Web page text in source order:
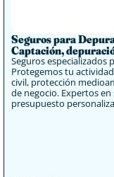
Seguros para
Captación,
Seguros especializados
Protegemos tu
civil, protección
de negocio. Expertos
presupuesto